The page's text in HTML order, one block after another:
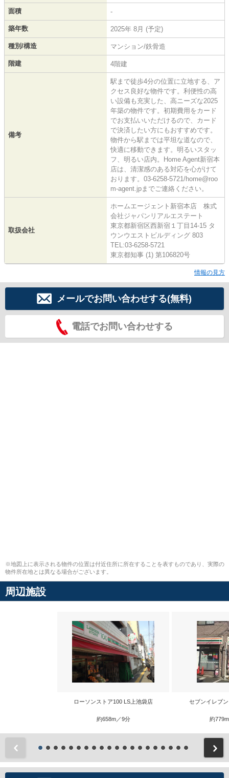
面積 -
築年数 2025年 8月 (予定)
種別/構造 マンション/鉄骨造
階建 4階建
備考
駅まで徒歩4分の位置に立地する、ア
クセス良好な物件です。利便性の高
い設備も充実した、高ニーズな2025
年築の物件です。初期費用をカード
でお支払いいただけるので、カード
で決済したい方にもおすすめです。
物件から駅までは平坦な道なので、
快適に移動できます。明るいスタッ
フ、明るい店内。Home Agent新宿本
店は、清潔感のある対応を心がけて
おります。03-6258-5721/home@roo
m-agent.jpまでご連絡ください。
取扱会社
ホームエージェント新宿本店 株式
会社ジャパンリアルエステート
東京都新宿区西新宿１丁目14-15 タ
ウンウエストビルディング 803
TEL:03-6258-5721
東京都知事 (1) 第106820号
情報の見方
メールでお問い合わせする(無料)
電話でお問い合わせする
※地図上に表示される物件の位置は付近住所に所在することを表すものであり、実際の
物件所在地とは異なる場合がございます。
周辺施設
ローソンストア100 LS上池袋店
約658m／9分
セブンイレブ
約